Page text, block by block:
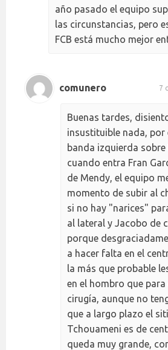
año pasado el equipo
las circunstancias, pero
FCB está mucho mejor
comunero 7
Buenas tardes,
insustituible nada, por
banda izquierda
cuando entra Fran
de Mendy, el equipo
momento de subir al
si no hay "narices"
al lateral y Jacobo de
porque
a hacer falta en el
la más que probable
en el hombro que
cirugía, aunque no
que a largo plazo el
Tchouameni es de
queda muy grande,